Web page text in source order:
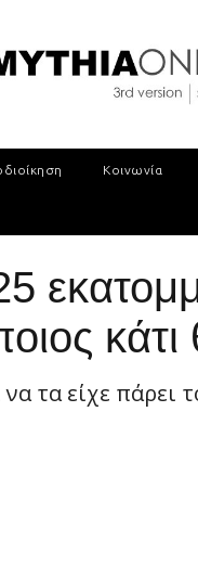
Κοινωνία
κάτι
τα είχε πάρει